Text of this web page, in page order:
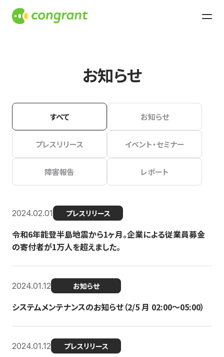
お知らせ
すべて お知らせ
プレスリリース イベント・セミナー
障害報告 レポート
2024.02.01 プレスリリース
令和6年能登半島地震から1ヶ月。企業による従業員募金
の寄付者が1万人を超えました。
2024.01.12 お知らせ
システムメンテナンスのお知らせ（2/5 月 02:00〜05:00）
2024.01.12 プレスリリース